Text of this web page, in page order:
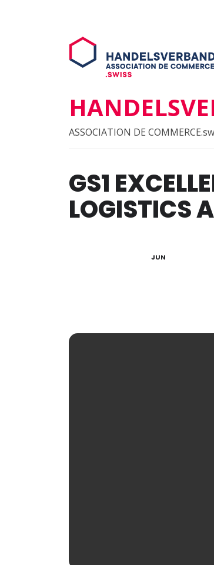
ASSOCIATION DE
GS1
LOGISTICS
JUN